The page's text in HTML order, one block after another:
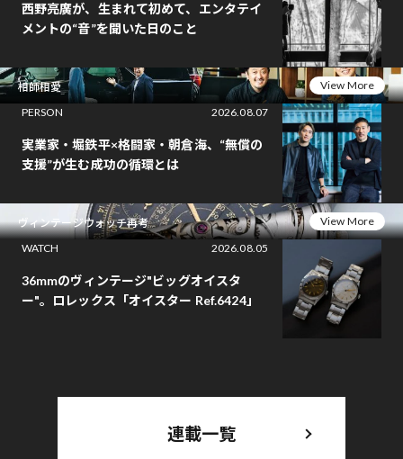
西野亮廣が、生まれて初めて、エンタテイ
メントの“音”を聞いた日のこと
相師相愛
View More
PERSON
2026.08.07
実業家・堀鉄平×格闘家・朝倉海、“無償の
支援”が生む成功の循環とは
ヴィンテージウォッチ再考
View More
WATCH
2026.08.05
36mmのヴィンテージ"ビッグオイスタ
ー"。ロレックス「オイスター Ref.6424」
連載一覧